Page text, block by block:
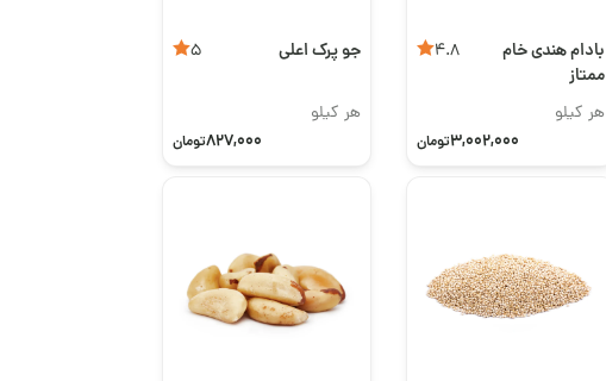
بادام هندی خام
ممتاز
4.8
هر کیلو
3,002,000تومان
جو پرک اعلی 5
هر کیلو
827,000تومان